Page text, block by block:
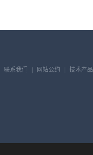
联系我们 网站公约 技术产品